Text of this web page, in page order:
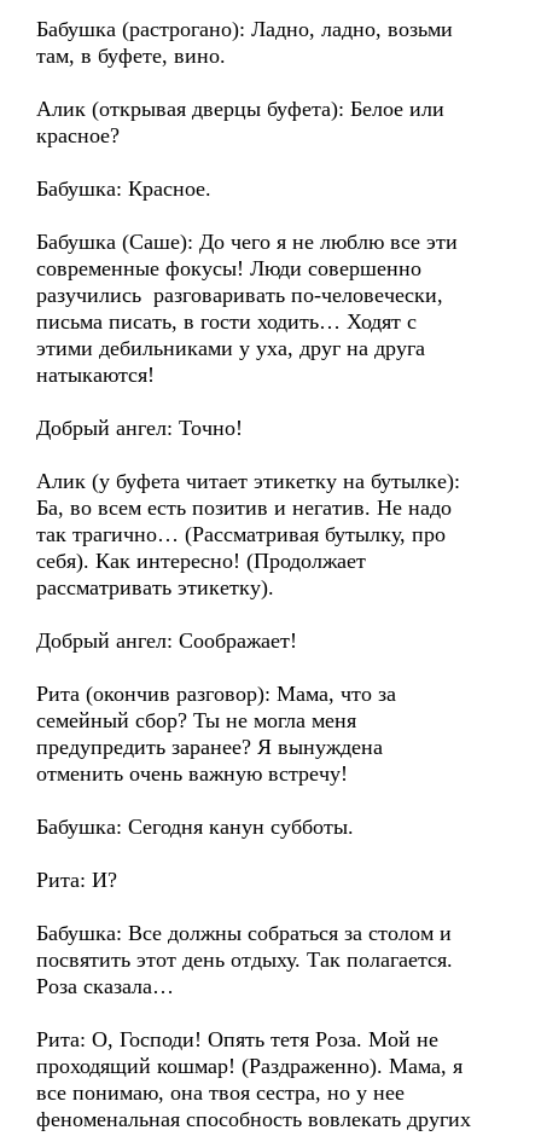
Бабушка (растрогано): Ладно, ладно, возьми
там, в буфете, вино.
Алик (открывая дверцы буфета): Белое или
красное?
Бабушка: Красное.
Бабушка (Саше): До чего я не люблю все эти
современные фокусы! Люди совершенно
разучились разговаривать по-человечески,
письма писать, в гости ходить… Ходят с
этими дебильниками у уха, друг на друга
натыкаются!
Добрый ангел: Точно!
Алик (у буфета читает этикетку на бутылке):
Ба, во всем есть позитив и негатив. Не надо
так трагично… (Рассматривая бутылку, про
себя). Как интересно! (Продолжает
рассматривать этикетку).
Добрый ангел: Соображает!
Рита (окончив разговор): Мама, что за
семейный сбор? Ты не могла меня
предупредить заранее? Я вынуждена
отменить очень важную встречу!
Бабушка: Сегодня канун субботы.
Рита: И?
Бабушка: Все должны собраться за столом и
посвятить этот день отдыху. Так полагается.
Роза сказала…
Рита: О, Господи! Опять тетя Роза. Мой не
проходящий кошмар! (Раздраженно). Мама, я
все понимаю, она твоя сестра, но у нее
феноменальная способность вовлекать других